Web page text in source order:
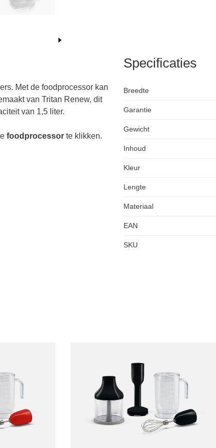
Met de foodprocessor kan
van Tritan Renew, dit
van 1,5 liter.
foodprocessor te klikken.
Specificaties
Breedte
Garantie
Gewicht
Inhoud
Kleur
Lengte
Materiaal
EAN
SKU